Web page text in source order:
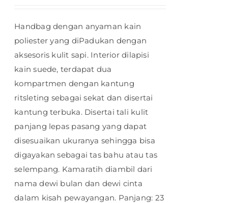
Handbag dengan anyaman kain
poliester yang diPadukan dengan
aksesoris kulit sapi. Interior dilapisi
kain suede, terdapat dua
kompartmen dengan kantung
ritsleting sebagai sekat dan disertai
kantung terbuka. Disertai tali kulit
panjang lepas pasang yang dapat
disesuaikan ukuranya sehingga bisa
digayakan sebagai tas bahu atau tas
selempang. Kamaratih diambil dari
nama dewi bulan dan dewi cinta
dalam kisah pewayangan. Panjang: 23